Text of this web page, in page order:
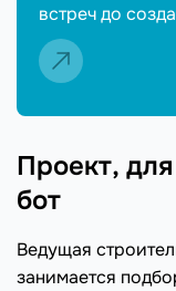
встреч до
Проект,
бот
Ведущая
занимается